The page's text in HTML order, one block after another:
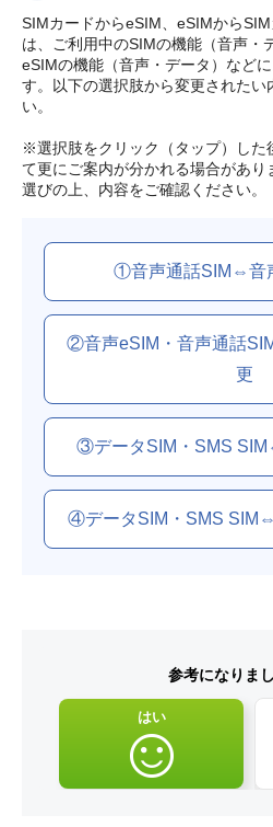
SIMカードからeSIM、eSIMから
は、ご利用中のSIMの機能（音声・
eSIMの機能（音声・データ）など
す。以下の選択肢から変更されたい
い。
※選択肢をクリック（タップ）した
て更にご案内が分かれる場合があ
選びの上、内容をご確認ください。
①音声通話SIM⇔音
②音声eSIM・音声通話
更
③データSIM・SMS
④データSIM・SMS
参考になりま
はい